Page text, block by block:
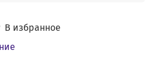
В избранное